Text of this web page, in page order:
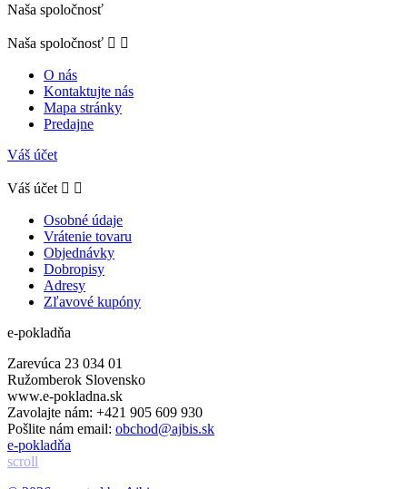
Naša spoločnosť
Naša spoločnosť  
O nás
Kontaktujte nás
Mapa stránky
Predajne
Váš účet
Váš účet  
Osobné údaje
Vrátenie tovaru
Objednávky
Dobropisy
Adresy
Zľavové kupóny
e-pokladňa
Zarevúca 23 034 01
Ružomberok Slovensko
www.e-pokladna.sk
Zavolajte nám: +421 905 609 930
Pošlite nám email: obchod@ajbis.sk
e-pokladňa
scroll